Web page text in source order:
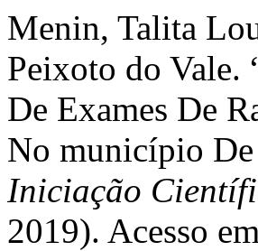
Menin, Talita
Peixoto do Vale.
De Exames De
No município
Iniciação
2019). Acesso